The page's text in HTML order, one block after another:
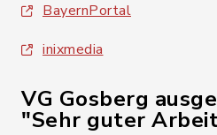
BayernPortal
inixmedia
VG Gosberg
"Sehr guter